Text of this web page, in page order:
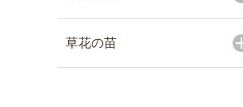
草花の苗